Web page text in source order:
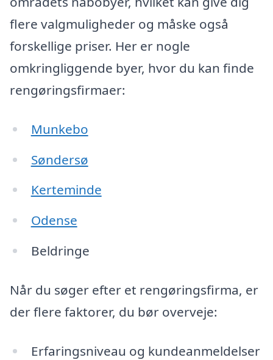
flere valgmuligheder og måske også
forskellige priser. Her er nogle
omkringliggende byer, hvor du kan finde
rengøringsfirmaer:
Munkebo
Søndersø
Kerteminde
Odense
Beldringe
Når du søger efter et rengøringsfirma, er
der flere faktorer, du bør overveje:
Erfaringsniveau og kundeanmeldelser